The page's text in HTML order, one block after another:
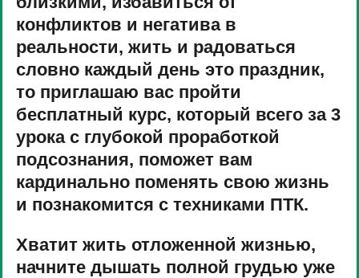
конфликтов и негатива в
реальности, жить и радоваться
словно каждый день это праздник,
то приглашаю вас пройти
бесплатный курс, который всего за 3
урока с глубокой проработкой
подсознания, поможет вам
кардинально поменять свою жизнь
и познакомится с техниками ПТК.
Хватит жить отложенной жизнью,
начните дышать полной грудью уже